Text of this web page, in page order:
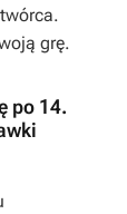
grę.
po 14.